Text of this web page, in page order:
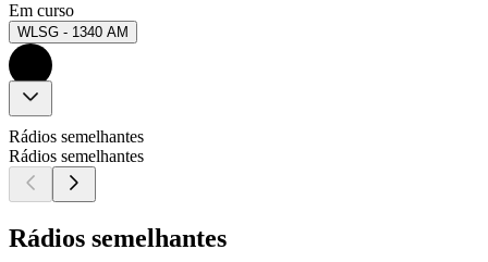
Em curso
WLSG - 1340 AM
Rádios semelhantes
Rádios semelhantes
Rádios semelhantes